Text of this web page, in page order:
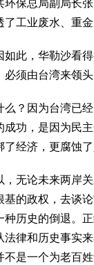
环保总局副局长
了工业废水、重
如此，华勒沙看
必须由台湾来领头
么？因为台湾已
成功，是因为民
了经济，更腐蚀了
，无论未来两岸
基的政权，去谈
种历史的倒退。
法律和历史事实
不是一个为老百姓